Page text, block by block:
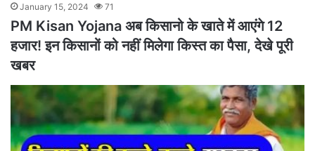
January 15, 2024 71
PM Kisan Yojana अब किसानो के खाते में आएंगे 12
हजार! इन किसानों को नहीं मिलेगा किस्त का पैसा, देखे पूरी
खबर